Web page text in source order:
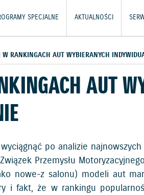
SPECJALNE AKTUALNOŚCI
W RANKINGACH AUT WYBIERANYCH
AUT
po analizie
Przemysłu
nowe-z salonu) modeli aut
i fakt, że w rankingu